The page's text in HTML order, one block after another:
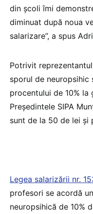
din școli îmi
diminuat după noua
salarizare”, a spus
Potrivit
sporul de neuropsihic
procentului de 10% la
Președintele SIPA
sunt de la 50 de lei și
Legea salarizării nr.
profesori se acordă
neuropsihică de 10%